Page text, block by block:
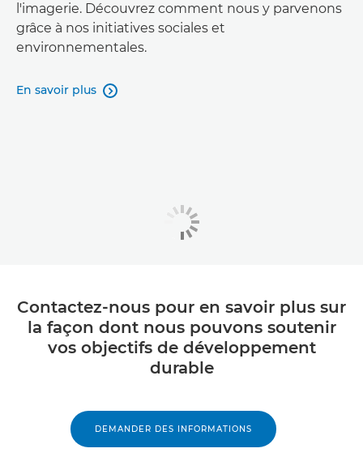
l'imagerie. Découvrez comment nous y parvenons
grâce à nos initiatives sociales et
environnementales.
En savoir plus 
Contactez-nous pour en savoir plus sur
la façon dont nous pouvons soutenir
vos objectifs de développement
durable
DEMANDER DES INFORMATIONS